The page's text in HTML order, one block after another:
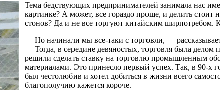
Тема бедствующих предпринимателей занимала нас
картинке? А может, все гораздо проще, и делить стоит
стонов? Да и не все торгуют китайским ширпотребом.
— Но начинали мы все-таки с торговли, —
— Тогда, в середине девяностых, торговля была
решили сделать ставку на торговлю промышленным
материалами. Это принесло первый успех. Так, в 90-х
был честолюбив и хотел добиться в жизни всего
благополучию кажется короче.